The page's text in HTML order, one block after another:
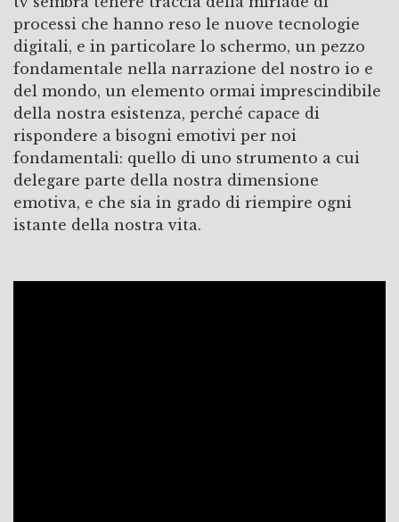
processi che hanno reso le nuove tecnologie
digitali, e in particolare lo schermo, un pezzo
fondamentale nella narrazione del nostro io e
del mondo, un elemento ormai imprescindibile
della nostra esistenza, perché capace di
rispondere a bisogni emotivi per noi
fondamentali: quello di uno strumento a cui
delegare parte della nostra dimensione
emotiva, e che sia in grado di riempire ogni
istante della nostra vita.